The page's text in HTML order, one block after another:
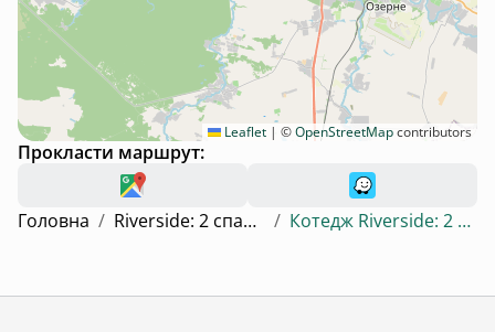
Leaflet | ©OpenStreetMapcontributors
Прокласти маршрут:
Головна / Riverside: 2 спальні, сауна та чан / Котедж Riverside: 2 спальні, сауна та чан